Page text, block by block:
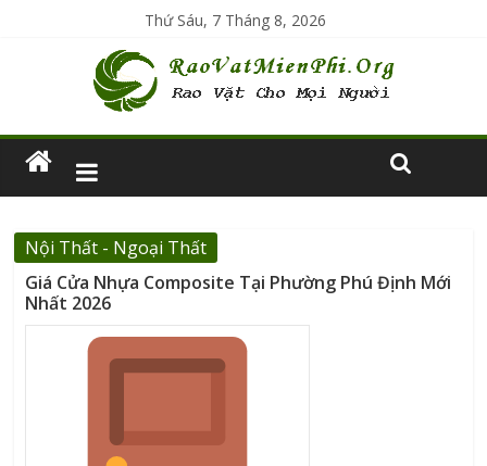
Thứ Sáu, 7 Tháng 8, 2026
Nội Thất - Ngoại Thất
Giá Cửa Nhựa Composite Tại Phường Phú Định Mới
Nhất 2026